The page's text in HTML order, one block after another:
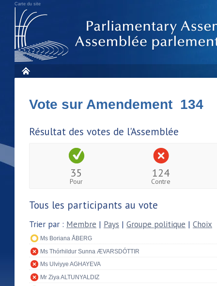
Carte du site
Vote sur Amendement 134
Résultat des votes de l'Assemblée
35
Pour
124
Contre
Tous les participants au vote
Trier par : Membre | Pays | Groupe politique | Choix
Ms Boriana ÅBERG
Ms Thórhildur Sunna ÆVARSDÓTTIR
Ms Ulviyye AGHAYEVA
Mr Ziya ALTUNYALDIZ